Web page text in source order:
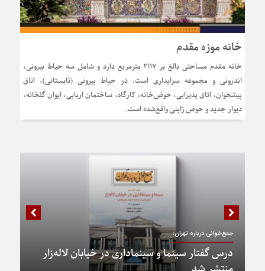
خانه موزه مقدم
خانه مقدم مساحتی بالغ بر ۲۱۱۷ مترمربع دارد و شامل سه حیاط بیرونی،
اندرونی و مجموعه سرایداری است. در حیاط بیرونی (تابستانی)، اتاق
پیشخوان، اتاق پذیرایی، حوض‌خانه، کارگاه، ساختمان اربابی، ایوان گلخانه،
دیوار جدید و حوض ژاپنی واقع‌شده است.
جمع‌خوانی درباره تهران:
درس گفتار سینما و سینماداری در خیابان لاله‌زار